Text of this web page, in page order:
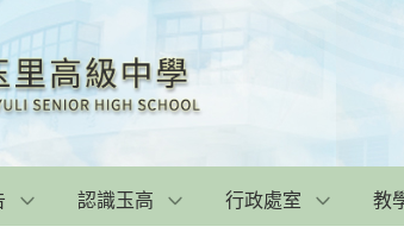
認識玉高 行政處室 教